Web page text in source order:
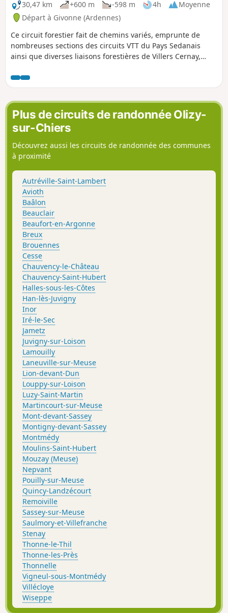
30,47 km
+600 m -598 m 4h
Moyenne
Départ à Givonne (Ardennes)
Ce circuit forestier fait de chemins variés, emprunte de
nombreuses sections des circuits VTT du Pays Sedanais
ainsi que diverses liaisons forestières de Villers Cernay,
excessifs et les nombreux ruisseaux qui jalonnent le
parcours apportent un charme particulier à ce circuit. Il
s'agit d'un parcours difficile nécessitant quelques portages
Plus de circuits de randonnée Olizy-
sur-Chiers
Découvrez aussi les circuits de randonnée des communes
à proximité
Autréville-Saint-Lambert
Avioth
Baâlon
Beauclair
Beaufort-en-Argonne
Breux
Brouennes
Cesse
Chauvency-le-Château
Chauvency-Saint-Hubert
Halles-sous-les-Côtes
Han-lès-Juvigny
Inor
Iré-le-Sec
Jametz
Juvigny-sur-Loison
Lamouilly
Laneuville-sur-Meuse
Lion-devant-Dun
Louppy-sur-Loison
Luzy-Saint-Martin
Martincourt-sur-Meuse
Mont-devant-Sassey
Montigny-devant-Sassey
Montmédy
Moulins-Saint-Hubert
Mouzay (Meuse)
Nepvant
Pouilly-sur-Meuse
Quincy-Landzécourt
Remoiville
Sassey-sur-Meuse
Saulmory-et-Villefranche
Stenay
Thonne-le-Thil
Thonne-les-Près
Thonnelle
Vigneul-sous-Montmédy
Villécloye
Wiseppe